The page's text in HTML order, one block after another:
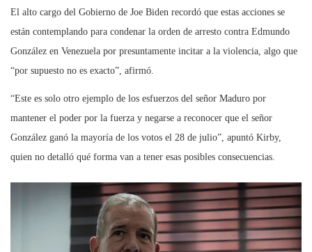
El alto cargo del Gobierno de Joe Biden recordó que estas acciones se
están contemplando para condenar la orden de arresto contra Edmundo
González en Venezuela por presuntamente incitar a la violencia, algo que
“por supuesto no es exacto”, afirmó.
“Este es solo otro ejemplo de los esfuerzos del señor Maduro por
mantener el poder por la fuerza y ​​negarse a reconocer que el señor
González ganó la mayoría de los votos el 28 de julio”, apuntó Kirby,
quien no detalló qué forma van a tener esas posibles consecuencias.